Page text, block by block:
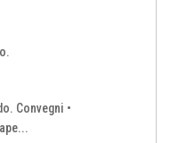
Convegni •